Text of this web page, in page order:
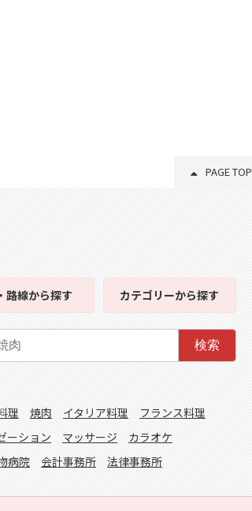
PAGE TOP
路線から探す カテゴリーから探す
検索
理 焼肉 イタリア料理
フランス料理
ーション マッサージ
カラオケ
病院 会計事務所 法律事務所